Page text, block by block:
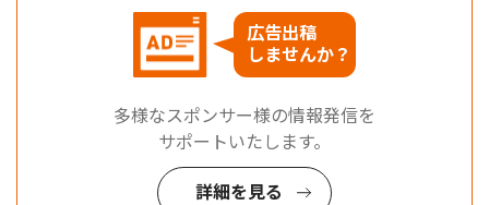
広告出稿
しませんか？
多様なスポンサー様の情報発信を
サポートいたします。
詳細を見る